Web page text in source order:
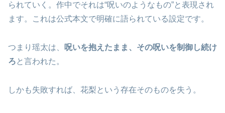
られていく。作中でそれは“呪いのようなもの”と表現され
ます。これは公式本文で明確に語られている設定です。
つまり瑶太は、
呪いを抱えたまま、その呪いを制御し続け
ろ と言われた。
しかも失敗すれば、花梨という存在そのものを失う。